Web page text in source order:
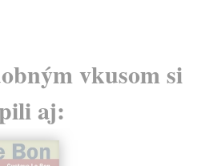
vkusom si
aj: